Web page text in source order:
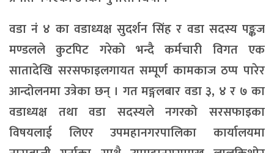
वडा नं ४ का वडाध्यक्ष सुदर्शन सिंह र वडा सदस्य पङ्कज
मण्डलले कुटपिट गरेको भन्दै कर्मचारी विगत एक
सातादेखि सरसफाइलगायत सम्पूर्ण कामकाज ठप्प पारेर
आन्दोलनमा उत्रेका छन् । गत मङ्गलबार वडा ३, ४ र ७ का
वडाध्यक्ष तथा वडा सदस्यले नगरको सरसफाइका
विषयलाई लिएर उपमहानगरपालिका कार्यालयमा